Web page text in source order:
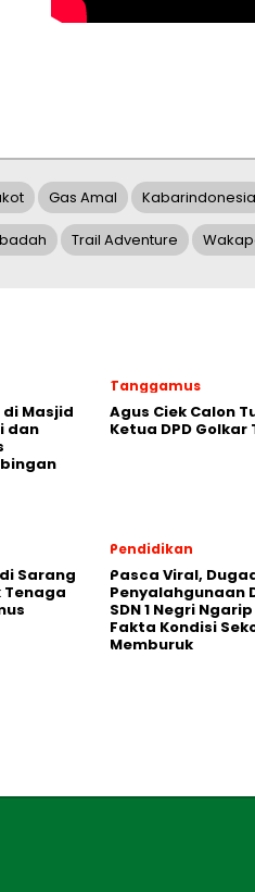
Gas Amal Kabarindonesia
Trail Adventure
Masjid
dan
Tanggamus
Agus Ciek Calon
Ketua DPD
Sarang
Tenaga
Pendidikan
Pasca Viral,
Penyalahgunaan
SDN 1 Negri
Fakta Kondisi
Memburuk